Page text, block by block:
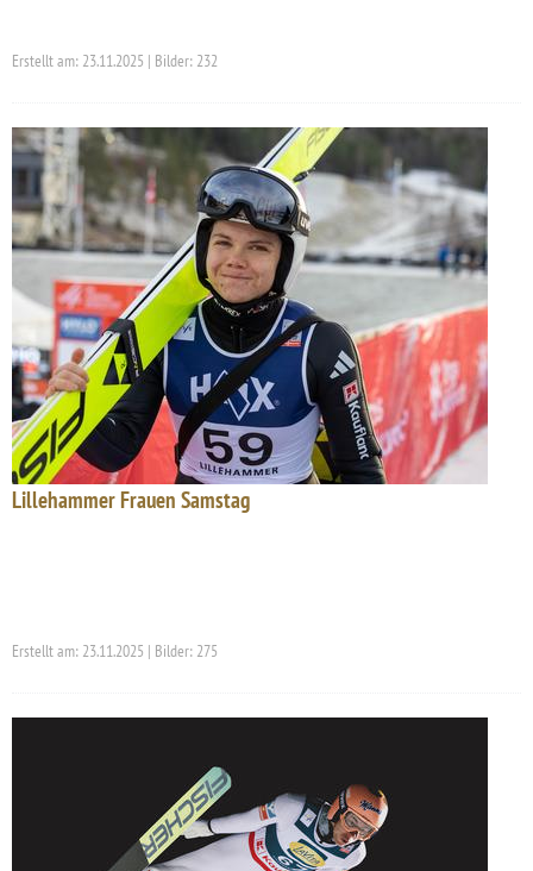
Erstellt am: 23.11.2025 | Bilder: 232
Lillehammer Frauen Samstag
Erstellt am: 23.11.2025 | Bilder: 275